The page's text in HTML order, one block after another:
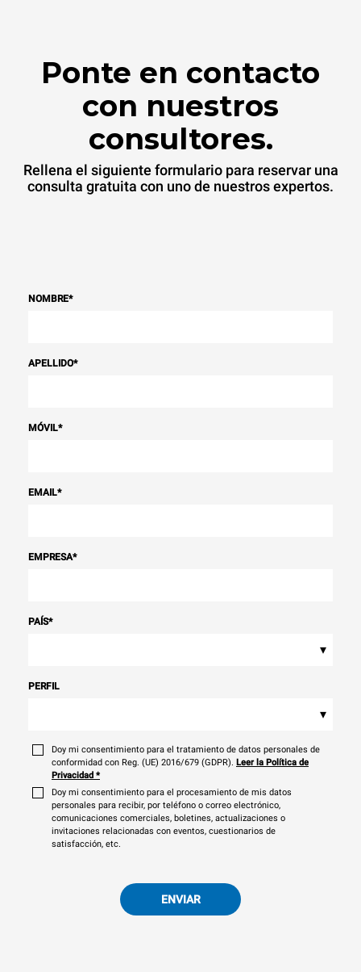
Ponte en contacto
con nuestros
consultores.
Rellena el siguiente formulario para reservar una
consulta gratuita con uno de nuestros expertos.
NOMBRE*
APELLIDO*
MÓVIL*
EMAIL*
EMPRESA*
PAÍS*
▾
PERFIL
▾
Doy mi consentimiento para el tratamiento de datos personales de
conformidad con Reg. (UE) 2016/679 (GDPR). Leer la Política de
Privacidad *
Doy mi consentimiento para el procesamiento de mis datos
personales para recibir, por teléfono o correo electrónico,
comunicaciones comerciales, boletines, actualizaciones o
invitaciones relacionadas con eventos, cuestionarios de
satisfacción, etc.
ENVIAR